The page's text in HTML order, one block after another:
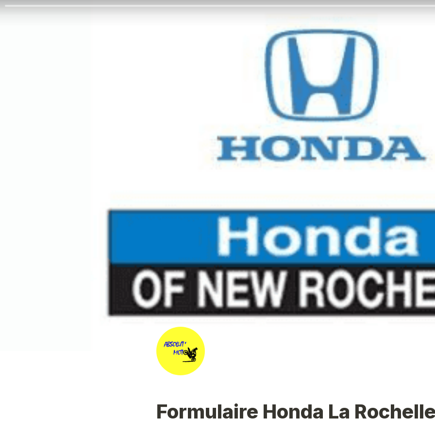
Formulaire Honda La